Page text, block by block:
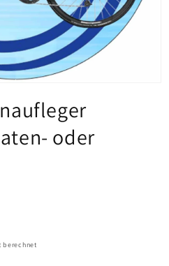
oder
berechnet